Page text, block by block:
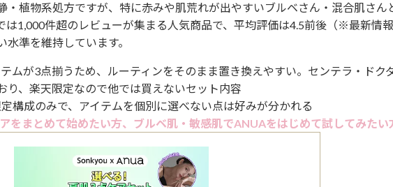
・植物系処方ですが、特に赤みや肌荒れが出やすいブルベさん・混合肌さん
は1,000件超のレビューが集まる人気商品で、平均評価は4.5前後（※最新情報
準を維持しています。
ムが3点揃うため、ルーティンをそのまま置き換えやすい。センテラ・ドク
り、楽天限定なので他では買えないセット内容
構成のみで、アイテムを個別に選べない点は好みが分かれる
をまとめて始めたい方、ブルベ肌・敏感肌でANUAをはじめて試してみたい